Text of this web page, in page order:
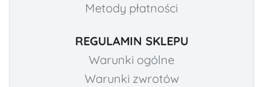
Metody płatności
REGULAMIN SKLEPU
Warunki ogólne
Warunki zwrotów